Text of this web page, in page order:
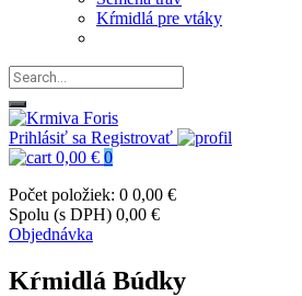
Kŕmidlá pre vtáky
Prihlásiť sa Registrovať
0,00 € 0
Počet položiek: 0 0,00 €
Spolu (s DPH) 0,00 €
Objednávka
Kŕmidlá Búdky